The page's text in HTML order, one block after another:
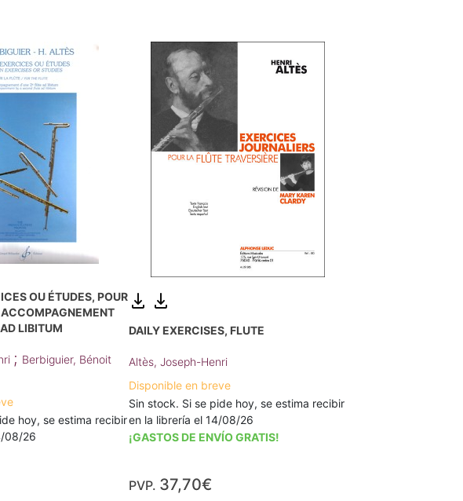
OU ÉTUDES, POUR
LIBITUM
; Berbiguier, Bénoit
hoy, se estima recibir
08/26
DAILY EXERCISES, FLUTE
Altès, Joseph-Henri
Disponible en breve
Sin stock. Si se pide hoy, se estima recibir
en la librería el 14/08/26
¡GASTOS DE ENVÍO GRATIS!
PVP. 37,70€